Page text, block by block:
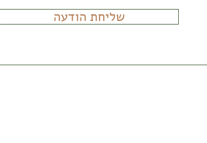
שליחת הודעה